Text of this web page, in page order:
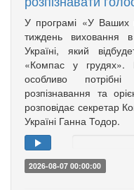
У програмі «У Ваших
тиждень виховання
Україні, який
«Компас у грудях».
особливо
розпізнавання та
розповідає секретар
Україні Ганна Тодор.
2026-08-07 00:00:00